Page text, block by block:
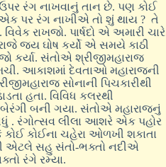
રંગ નાખવાનું તાન છે. પણ કોઈ
એક પર રંગ નાખીએ તો શું થાય ? તે
રાખજો. પાર્ષદો એ અમારી ચારે
જય ઘોષ કર્યો એ સમયે કાઠી
કર્યા. સંતોએ શ્રીજીમહારાજ
આકાશમાં દેવતાઓ મહારાજની
સોનાની પિચકારીથી
હતા. વિવિધ કલરથી
બની ગયા. સંતોએ મહારાજનું
. રંગોત્સવ લીલા આશરે એક પહોર
કોઈના ચહેરા ઓળખી શકાતા
એટલે સહુ સંતો-ભક્તો નદીએ
રંગે રમ્યા.